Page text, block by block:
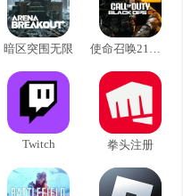
暗区突围无限 使命召唤21黑色行动6
Twitch 拳头注册